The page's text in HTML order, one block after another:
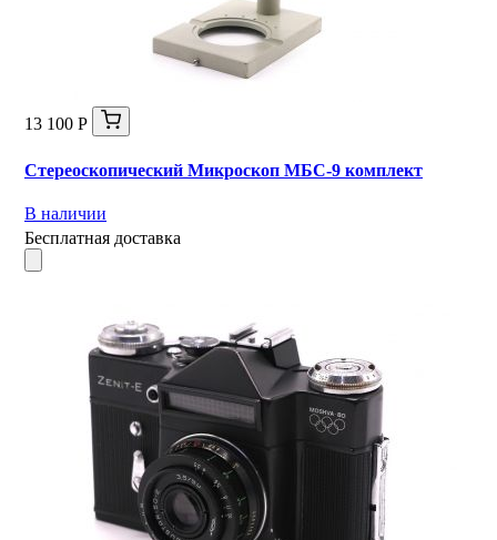
13 100 Р
Стереоскопический Микроскоп МБС-9 комплект
В наличии
Бесплатная доставка